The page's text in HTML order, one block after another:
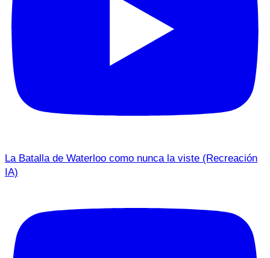
La Batalla de Waterloo como nunca la viste (Recreación
IA)